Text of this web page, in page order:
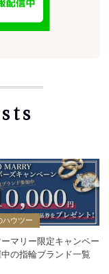
ハウツー
ーマリー限定キャンペー
の指輪ブランド一覧